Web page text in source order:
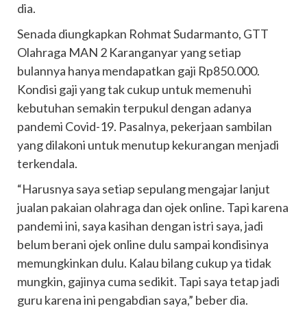
dia.
Senada diungkapkan Rohmat Sudarmanto, GTT
Olahraga MAN 2 Karanganyar yang setiap
bulannya hanya mendapatkan gaji Rp850.000.
Kondisi gaji yang tak cukup untuk memenuhi
kebutuhan semakin terpukul dengan adanya
pandemi Covid-19. Pasalnya, pekerjaan sambilan
yang dilakoni untuk menutup kekurangan menjadi
terkendala.
“Harusnya saya setiap sepulang mengajar lanjut
jualan pakaian olahraga dan ojek online. Tapi karena
pandemi ini, saya kasihan dengan istri saya, jadi
belum berani ojek online dulu sampai kondisinya
memungkinkan dulu. Kalau bilang cukup ya tidak
mungkin, gajinya cuma sedikit. Tapi saya tetap jadi
guru karena ini pengabdian saya,” beber dia.